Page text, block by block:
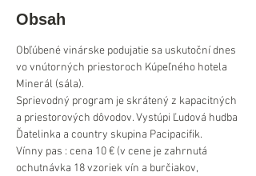
Obsah
Obľúbené vinárske podujatie sa uskutoční dnes
vo vnútorných priestoroch Kúpeľného hotela
Minerál (sála).
Sprievodný program je skrátený z kapacitných
a priestorových dôvodov. Vystúpi Ľudová hudba
Ďatelinka a country skupina Pacipacifik.
Vínny pas : cena 10 € (v cene je zahrnutá
ochutnávka 18 vzoriek vín a burčiakov,